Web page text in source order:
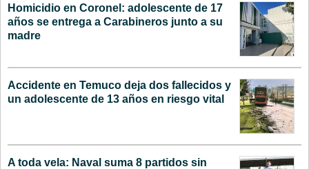
Homicidio en Coronel: adolescente de 17
años se entrega a Carabineros junto a su
madre
Accidente en Temuco deja dos fallecidos y
un adolescente de 13 años en riesgo vital
A toda vela: Naval suma 8 partidos sin